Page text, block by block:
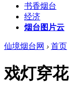
书香烟台
经济
烟台图片云
仙境烟台网 › 首页
戏灯穿花